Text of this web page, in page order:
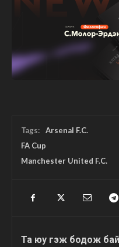
Tags:
Arsenal F.C.
FA Cup
Manchester United F.C.
Та юу гэж бодож